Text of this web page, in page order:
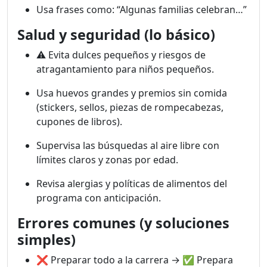
Usa frases como: “Algunas familias celebran…”
Salud y seguridad (lo básico)
⚠️ Evita dulces pequeños y riesgos de
atragantamiento para niños pequeños.
Usa huevos grandes y premios sin comida
(stickers, sellos, piezas de rompecabezas,
cupones de libros).
Supervisa las búsquedas al aire libre con
límites claros y zonas por edad.
Revisa alergias y políticas de alimentos del
programa con anticipación.
Errores comunes (y soluciones
simples)
❌ Preparar todo a la carrera → ✅ Prepara